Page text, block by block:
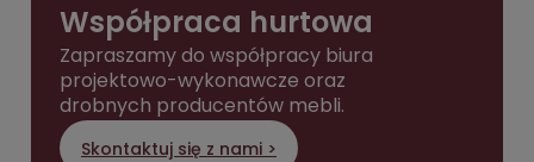
Współpraca hurtowa
Zapraszamy do współpracy biura
projektowo-wykonawcze oraz
drobnych producentów mebli.
Skontaktuj się z nami >